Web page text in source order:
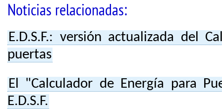
Noticias relacionadas:
E.D.S.F.: versión actualizada del
puertas
El "Calculador de Energía para
E.D.S.F.